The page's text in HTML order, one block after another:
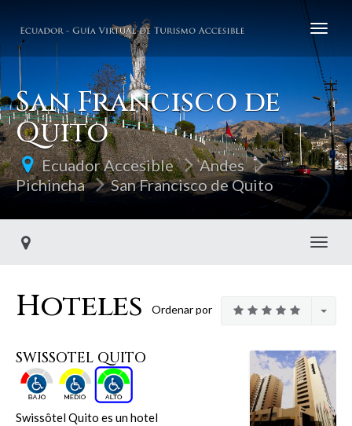
San Francisco de
Quito
Ecuador Accesible
Andes
Pichincha
San Francisco de Quito
Hoteles Ordenar por
SWISSOTEL QUITO
Swissôtel Quito es un hotel